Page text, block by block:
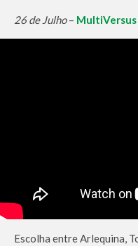
26 de Julho–
Escolha entre Arlequina,